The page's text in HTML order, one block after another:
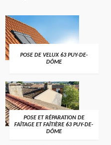
POSE DE VELUX 63 PUY-DE-
DÔME
POSE ET RÉPARATION DE
FAÎTAGE ET FAÎTIÈRE 63 PUY-DE-
DÔME